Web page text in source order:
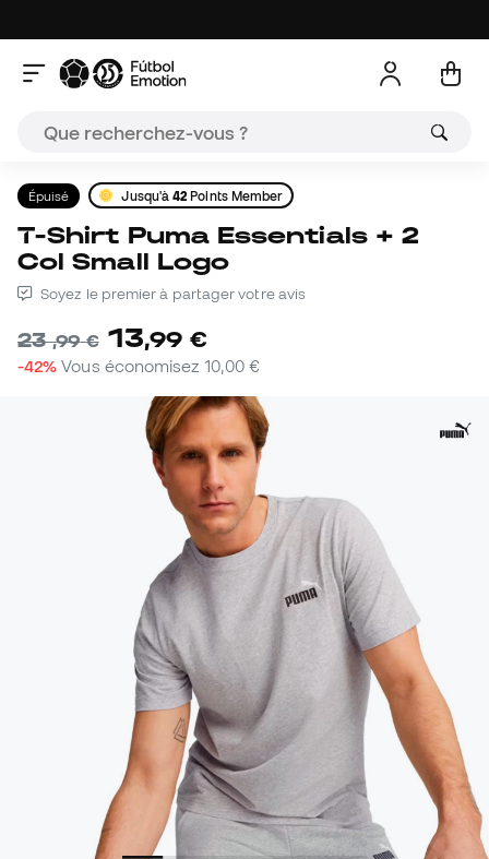
Épuisé Jusqu'à42 Points Member
T-Shirt Puma Essentials + 2
Col Small Logo
Soyez le premier à partager votre avis
23,99 € 13,99 €
-42% Vous économisez 10,00 €